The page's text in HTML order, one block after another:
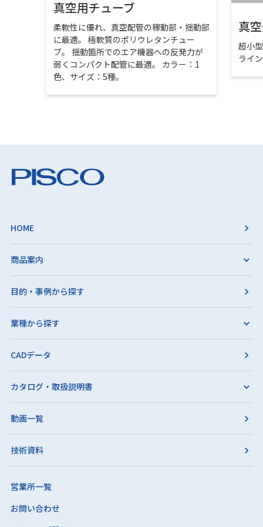
真空用チューブ
柔軟性に優れ、真空配管の稼動部・揺動部
に最適。 極軟質のポリウレタンチュー
ブ。 揺動箇所でのエア機器への反発力が
弱くコンパクト配管に最適。 カラー：1
色、サイズ：5種。
真
超小
ライ
HOME
商品案内
目的・事例から探す
業種から探す
CADデータ
カタログ・取扱説明書
動画一覧
技術資料
営業所一覧
お問い合わせ